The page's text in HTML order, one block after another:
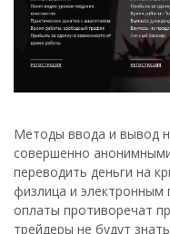
Методы ввода и вывод
совершенно
переводить деньги на
физлица и
оплаты противоречат
трейдеры не будут